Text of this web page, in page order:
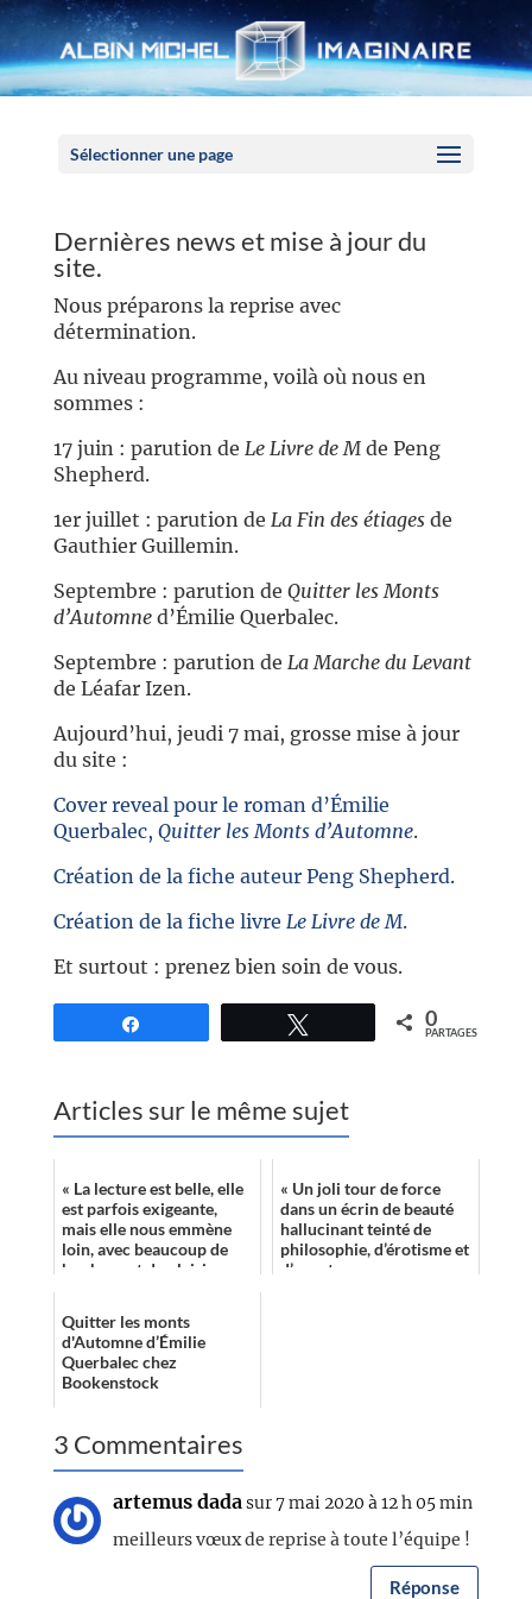
Sélectionner une page
Dernières news et mise à jour du
site.
Nous préparons la reprise avec
détermination.
Au niveau programme, voilà où nous en
sommes :
17 juin : parution de Le Livre de Mde Peng
Shepherd.
1er juillet : parution de La Fin des étiagesde
Gauthier Guillemin.
Septembre : parution de Quitter les Monts
d’Automned’Émilie Querbalec.
Septembre : parution de La Marche du Levant
de Léafar Izen.
Aujourd’hui, jeudi 7 mai, grosse mise à jour
du site :
Cover reveal pour le roman d’Émilie
Querbalec, Quitter les Monts d’Automne.
Création de la fiche auteur Peng Shepherd.
Création de la fiche livre Le Livre de M.
Et surtout : prenez bien soin de vous.
0
PARTAGES
Articles sur le même sujet
« La lecture est belle, elle
est parfois exigeante,
mais elle nous emmène
loin, avec beaucoup de
bonheur et de plaisir,
« Un joli tour de force
dans un écrin de beauté
hallucinant teinté de
philosophie, d’érotisme et
d’aventure… »
Quitter les monts
d'Automne d’Émilie
Querbalec chez
Bookenstock
3 Commentaires
artemus dadasur 7 mai 2020 à 12 h 05 min
meilleurs vœux de reprise à toute l’équipe !
Réponse
Panneau de gestion des cookies